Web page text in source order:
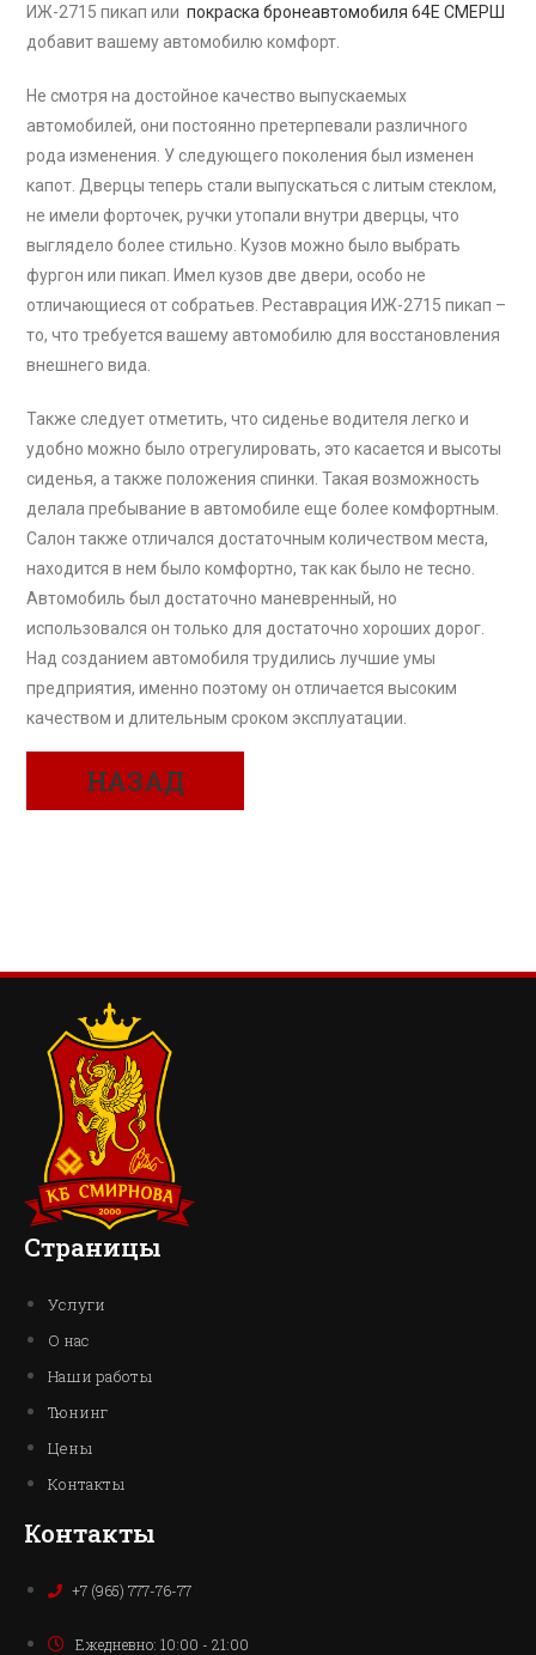
ИЖ-2715 пикап илипокраска бронеавтомобиля 64Е СМЕРШ
добавит вашему автомобилю комфорт.
Не смотря на достойное качество выпускаемых
автомобилей, они постоянно претерпевали различного
рода изменения. У следующего поколения был изменен
капот. Дверцы теперь стали выпускаться с литым стеклом,
не имели форточек, ручки утопали внутри дверцы, что
выглядело более стильно. Кузов можно было выбрать
фургон или пикап. Имел кузов две двери, особо не
отличающиеся от собратьев. Реставрация ИЖ-2715 пикап –
то, что требуется вашему автомобилю для восстановления
внешнего вида.
Также следует отметить, что сиденье водителя легко и
удобно можно было отрегулировать, это касается и высоты
сиденья, а также положения спинки. Такая возможность
делала пребывание в автомобиле еще более комфортным.
Салон также отличался достаточным количеством места,
находится в нем было комфортно, так как было не тесно.
Автомобиль был достаточно маневренный, но
использовался он только для достаточно хороших дорог.
Над созданием автомобиля трудились лучшие умы
предприятия, именно поэтому он отличается высоким
качеством и длительным сроком эксплуатации.
НАЗАД
Страницы
Услуги
О нас
Наши работы
Тюнинг
Цены
Контакты
Контакты
+7 (965) 777-76-77
Ежедневно: 10:00 - 21:00